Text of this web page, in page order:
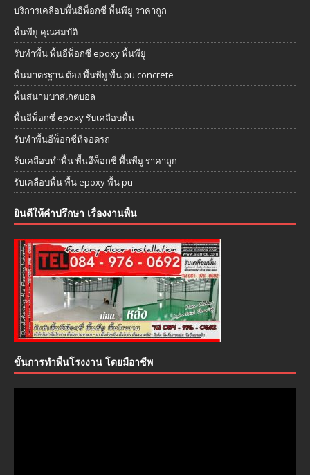
บริการเคลือบพื้นอีพ็อกซี่ พื้นพียู ราคาถูก
พื้นพียู คุณสมบัติ
รับทำพื้น พื้นอีพ็อกซี่ epoxy พื้นพียู
พื้นมาตรฐาน ต้อง พื้นพียู พื้น pu concrete
พื้นสนามบาสเกตบอล
พื้นอีพ็อกซี่ epoxy รับเคลือบพื้น
รับทำพื้นอีพ็อกซี่ที่จอดรถ
รับเคลือบทำพื้น พื้นอีพ็อกซี่ พื้นพียู ราคาถูก
รับเคลือบพื้น พื้น epoxy พื้น pu
ยินดีให้คำปรึกษา เรื่องงานพื้น
ขั้นการทำพื้นโรงงาน โดยมือาชีพ